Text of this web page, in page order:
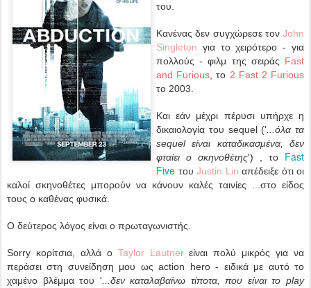
του.
Κανένας δεν συγχώρεσε τον John
Singleton για το χειρότερο - για
πολλούς - φιλμ της σειράς Fast
and Furious , το 2 Fast 2 Furious
το 2003.
Και εάν μέχρι πέρυσι υπήρχε η
δικαιολογία του sequel (' ...όλα τα
sequel είναι καταδικασμένα, δεν
φταίει ο σκηνοθέτης') , το Fast
Five του Justin Lin απέδειξε ότι οι
καλοί σκηνοθέτες μπορούν να κάνουν καλές ταινίες ...στο είδος
τους ο καθένας φυσικά.
Ο δεύτερος λόγος είναι ο πρωταγωνιστής.
Sorry κορίτσια, αλλά ο Taylor Lautnerείναι πολύ μικρός για να
περάσει στη συνείδηση μου ως action hero - ειδικά με αυτό το
χαμένο βλέμμα του ' ...δεν καταλαβαίνω τίποτα, που είναι το play